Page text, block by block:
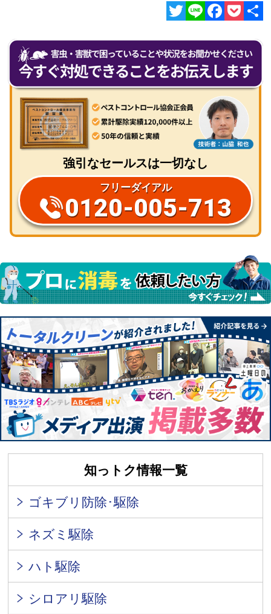
有
強引なセールスは一切なし
フリーダイアル
0120-005-713
知っトク情報一覧
ゴキブリ防除･駆除
ネズミ駆除
ハト駆除
シロアリ駆除